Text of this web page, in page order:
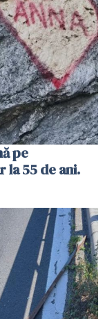
pe
la 55 de ani.